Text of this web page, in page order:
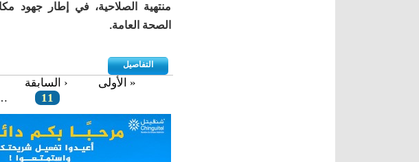
منتهية الصلاحية، في إطار جهود
الصحة العامة.
التفاصيل
الصفحات« الأولى ‹ السابقة
11